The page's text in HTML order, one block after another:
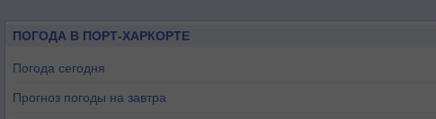
ПОГОДА В ПОРТ-ХАРКОРТЕ
Погода сегодня
Прогноз погоды на завтра